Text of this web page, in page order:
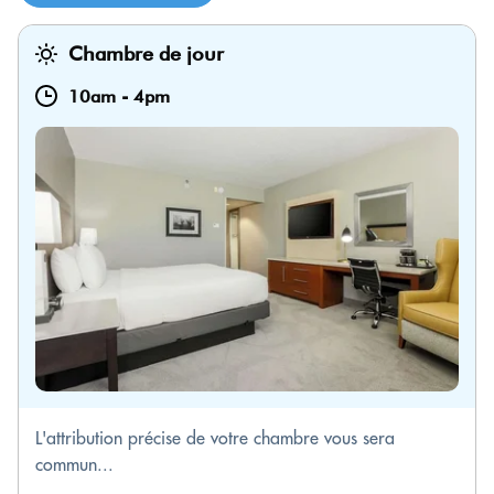
Chambre de jour
10am - 4pm
L'attribution précise de votre chambre vous sera
commun...